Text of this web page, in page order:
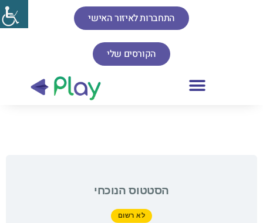
התחברות לאיזור האישי
הקורסים שלי
הסטטוס הנוכחי
לא רשום